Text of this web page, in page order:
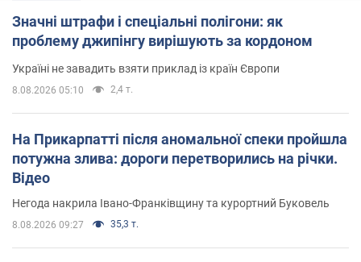
Значні штрафи і спеціальні полігони: як
проблему джипінгу вирішують за кордоном
Україні не завадить взяти приклад із країн Європи
8.08.2026 05:10 2,4 т.
На Прикарпатті після аномальної спеки пройшла
потужна злива: дороги перетворились на річки.
Відео
Негода накрила Івано-Франківщину та курортний Буковель
8.08.2026 09:27 35,3 т.